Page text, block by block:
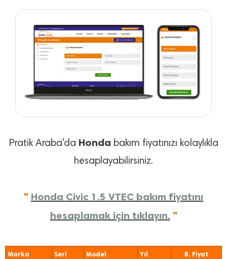
Pratik Araba'da Honda bakım fiyatınızı kolaylıkla
hesaplayabilirsiniz.
" Honda Civic 1.5 VTEC bakım fiyatını
hesaplamak için tıklayın. "
Marka Seri Model Yıl